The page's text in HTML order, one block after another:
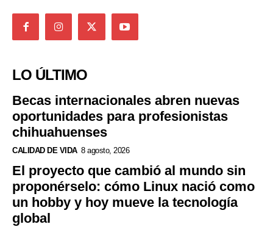
LO ÚLTIMO
Becas internacionales abren nuevas
oportunidades para profesionistas
chihuahuenses
CALIDAD DE VIDA 8 agosto, 2026
El proyecto que cambió al mundo sin
proponérselo: cómo Linux nació como
un hobby y hoy mueve la tecnología
global